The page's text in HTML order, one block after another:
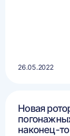
26.05.2022
Новая
наконец-то